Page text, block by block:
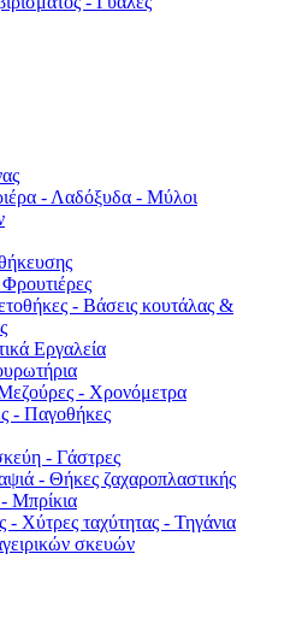
- Λαδόξυδα - Μύλοι
- Βάσεις κουτάλας &
Εργαλεία
- Χρονόμετρα
- Παγοθήκες
- Γάστρες
- Θήκες ζαχαροπλαστικής
- Μπρίκια
- Χύτρες ταχύτητας - Τηγάνια
σκευών